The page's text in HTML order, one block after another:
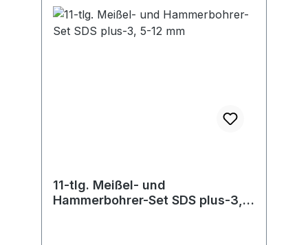
11-tlg. Meißel- und
Hammerbohrer-Set SDS plus-3,